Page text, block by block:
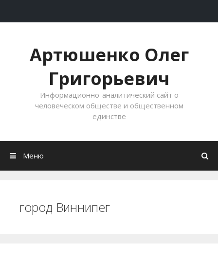
Артюшенко Олег
Григорьевич
Информационно-аналитический сайт о
человеческом обществе и общественном
единстве
Меню
город Виннипег